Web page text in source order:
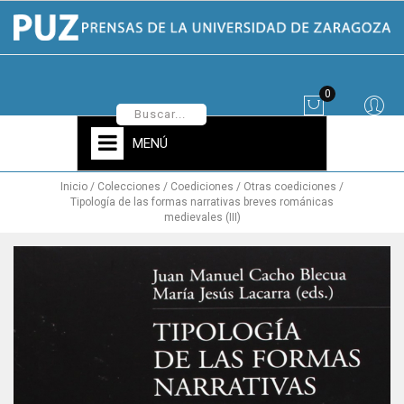
0
MENÚ
Inicio Colecciones Coediciones
Otras coediciones
Tipología de las formas narrativas breves románicas
medievales (III)